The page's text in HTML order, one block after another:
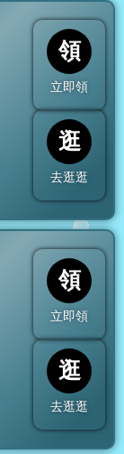
領
立即領
逛
去逛逛
領
立即領
逛
去逛逛